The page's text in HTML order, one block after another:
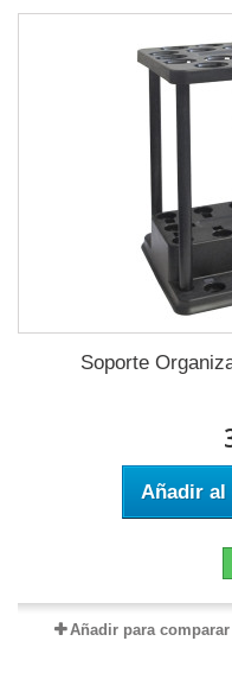
Soporte
Añadir
Añadir para comparar